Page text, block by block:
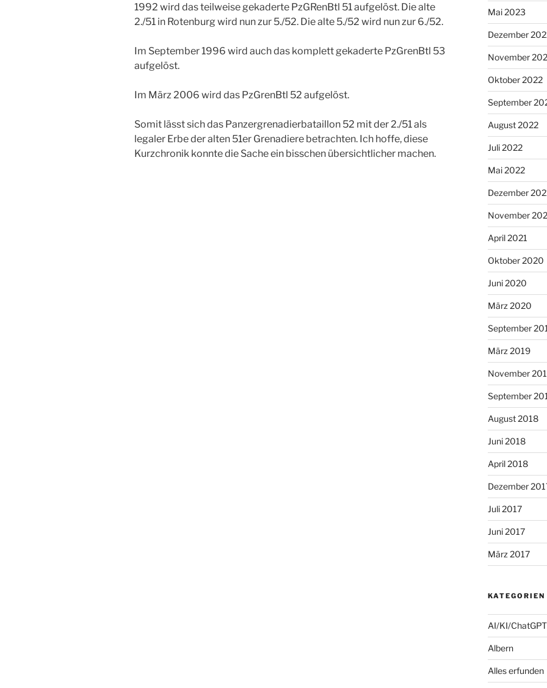
1992 wird das teilweise gekaderte PzGRenBtl 51 aufgelöst. Die alte
2./51 in Rotenburg wird nun zur 5./52. Die alte 5./52 wird nun zur 6./52.
Im September 1996 wird auch das komplett gekaderte PzGrenBtl 53
aufgelöst.
Im März 2006 wird das PzGrenBtl 52 aufgelöst.
Somit lässt sich das Panzergrenadierbataillon 52 mit der 2./51 als
legaler Erbe der alten 51er Grenadiere betrachten. Ich hoffe, diese
Kurzchronik konnte die Sache ein bisschen übersichtlicher machen.
Mai 2023
Dezember
November
Oktober 2022
September
August 2022
Juli 2022
Mai 2022
Dezember
November
April 2021
Oktober 2020
Juni 2020
März 2020
September
März 2019
November
September
August 2018
Juni 2018
April 2018
Dezember
Juli 2017
Juni 2017
März 2017
KATEGORIEN
AI/KI/ChatGPT
Albern
Alles erfunden